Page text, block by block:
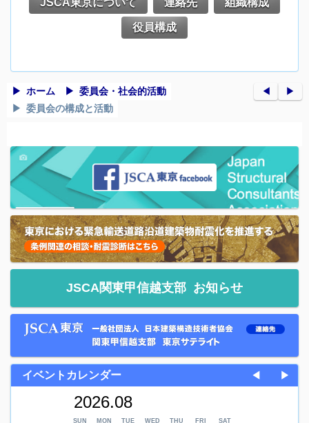
JSCA東京について 連絡先 組織構成
役員構成
ホーム
委員会・社会的活動
委員会の構成と活動
◀︎ ▶︎
JSCA関東甲信越支部 お知らせ
イベントカレンダー ◀ ▶
2026.08
SUN MON TUE WED THU FRI SAT